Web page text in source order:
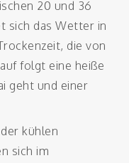
20 und 36
sich das Wetter in
die von
folgt eine heiße
geht und einer
kühlen
sich im